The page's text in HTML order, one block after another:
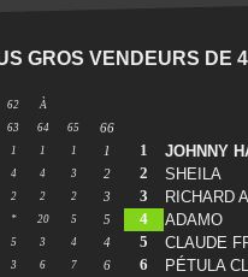
GROS VENDEURS DE
62 À
63 64 65 66
1 1 1 1 1 JOHNNY
4 4 3 2 2 SHEILA
2 2 2 3 3 RICHARD
* 20 5 5 4 ADAMO
5 3 4 4 5 CLAUDE
3 6 7 6 6 PÉTULA